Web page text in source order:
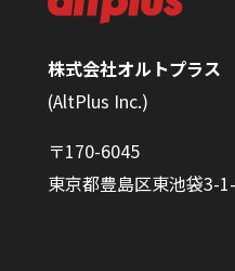
株式会社オルトプラス
(AltPlus Inc.)
〒170-6045
東京都豊島区東池袋3-